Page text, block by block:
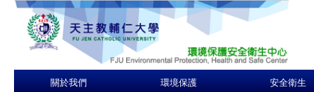
關於我們 環境保護 安全衛生